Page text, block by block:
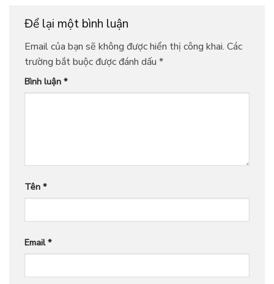
Để lại một bình luận
Email của bạn sẽ không được hiển thị công khai. Các
trường bắt buộc được đánh dấu *
Bình luận *
Tên *
Email*